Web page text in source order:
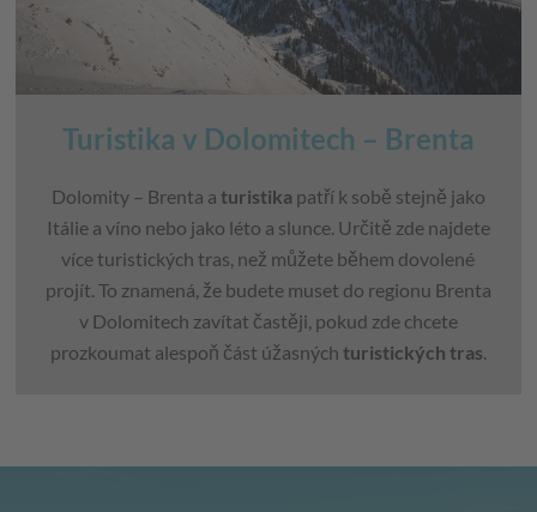
Turistika v Dolomitech – Brenta
Dolomity – Brenta a turistika patří k sobě stejně jako
Itálie a víno nebo jako léto a slunce. Určitě zde najdete
více turistických tras, než můžete během dovolené
projít. To znamená, že budete muset do regionu Brenta
v Dolomitech zavítat častěji, pokud zde chcete
prozkoumat alespoň část úžasných turistických tras